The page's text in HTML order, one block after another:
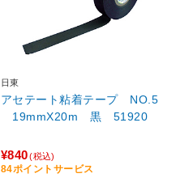
日東
アセテート粘着テープ NO.5
19mmX20m 黒 51920
¥840 (税込)
84ポイントサービス